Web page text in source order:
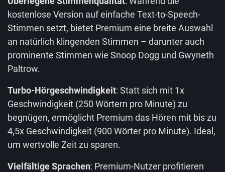
kostenlose Version auf einfache Text-to-Speech-
Stimmen setzt, bietet Premium eine breite Auswahl
an natürlich klingenden Stimmen – darunter auch
prominente Stimmen wie Snoop Dogg und Gwyneth
Paltrow.
Turbo-Hörgeschwindigkeit: Statt sich mit 1x
Geschwindigkeit (250 Wörtern pro Minute) zu
begnügen, ermöglicht Premium das Hören mit bis zu
4,5x Geschwindigkeit (900 Wörter pro Minute). Ideal,
um wertvolle Zeit zu sparen.
Vielfältige Sprachen: Premium-Nutzer profitieren